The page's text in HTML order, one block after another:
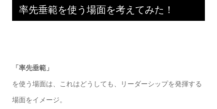
率先垂範を使う場面を考えてみた！
「率先垂範」
を使う場面は、これはどうしても、リーダーシップを発揮する
場面をイメージ。